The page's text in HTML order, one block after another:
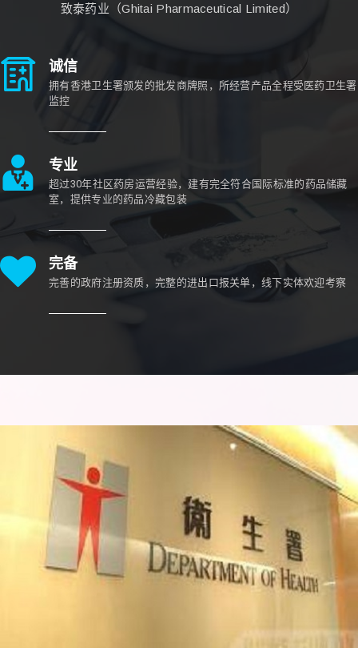
致泰药业（Ghitai Pharmaceutical Limited）
诚信
拥有香港卫生署颁发的批发商牌照，所经营产品全程受医药卫生署
监控
专业
超过30年社区药房运营经验，建有完全符合国际标准的药品储藏
室，提供专业的药品冷藏包装
完备
完善的政府注册资质，完整的进出口报关单，线下实体欢迎考察